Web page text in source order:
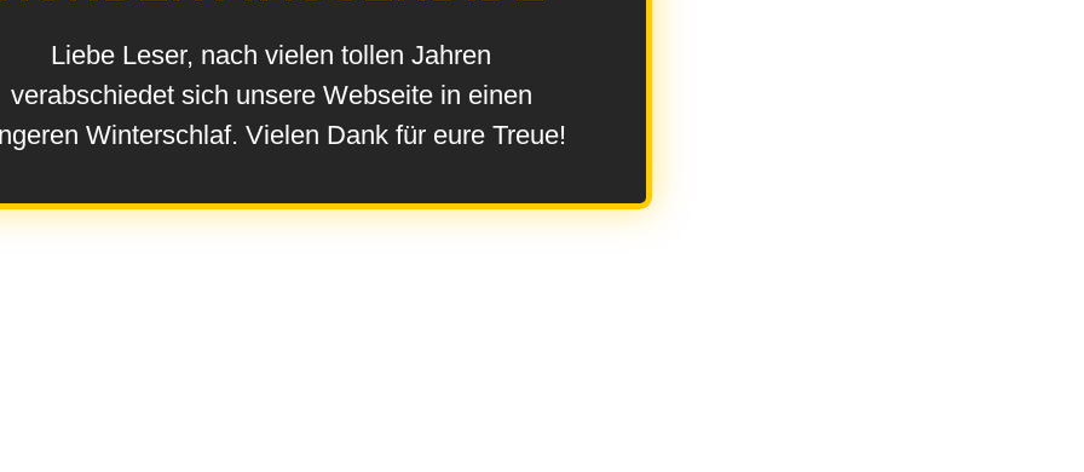
Liebe Leser, nach vielen tollen Jahren
verabschiedet sich unsere Webseite in einen
Winterschlaf. Vielen Dank für eure Treue!